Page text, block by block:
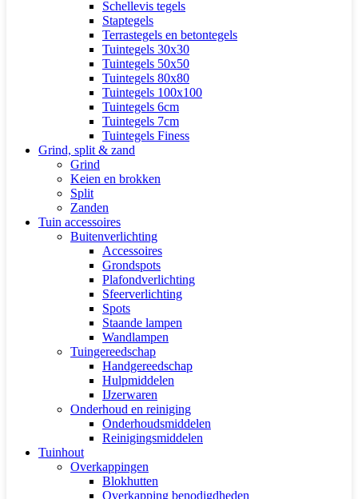
Schellevis tegels
Staptegels
Terrastegels en betontegels
Tuintegels 30x30
Tuintegels 50x50
Tuintegels 80x80
Tuintegels 100x100
Tuintegels 6cm
Tuintegels 7cm
Tuintegels Finess
Grind, split & zand
Grind
Keien en brokken
Split
Zanden
Tuin accessoires
Buitenverlichting
Accessoires
Grondspots
Plafondverlichting
Sfeerverlichting
Spots
Staande lampen
Wandlampen
Tuingereedschap
Handgereedschap
Hulpmiddelen
IJzerwaren
Onderhoud en reiniging
Onderhoudsmiddelen
Reinigingsmiddelen
Tuinhout
Overkappingen
Blokhutten
Overkapping benodigdheden